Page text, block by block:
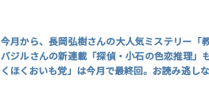
今月から、長岡弘樹さんの大人気ミステリー
バジルさんの新連載「探偵・小石の色恋推理」
くほくおいも党」は今月で最終回。お読み逃し